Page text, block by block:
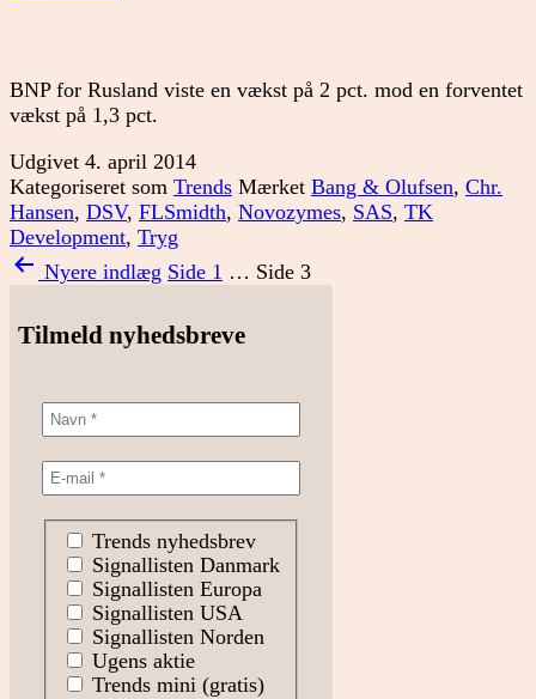
BNP for Rusland viste en vækst på 2 pct. mod en forventet
vækst på 1,3 pct.
Udgivet 4. april 2014
Kategoriseret som Trends Mærket Bang & Olufsen, Chr.
Hansen, DSV, FLSmidth, Novozymes, SAS, TK
Development, Tryg
Indlægsinddeling
Nyere indlæg Side 1 … Side 3
Tilmeld nyhedsbreve
Trends nyhedsbrev
Signallisten Danmark
Signallisten Europa
Signallisten USA
Signallisten Norden
Ugens aktie
Trends mini (gratis)